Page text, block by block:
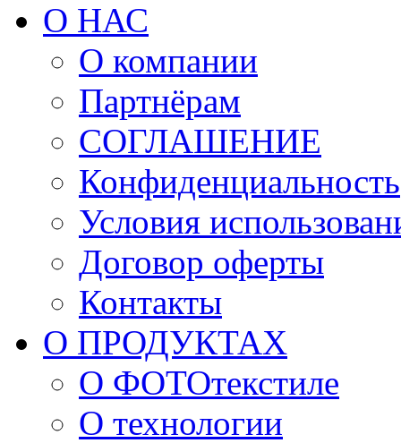
О НАС
О компании
Партнёрам
СОГЛАШЕНИЕ
Конфиденциальность
Условия
Договор оферты
Контакты
О ПРОДУКТАХ
О ФОТОтекстиле
О технологии